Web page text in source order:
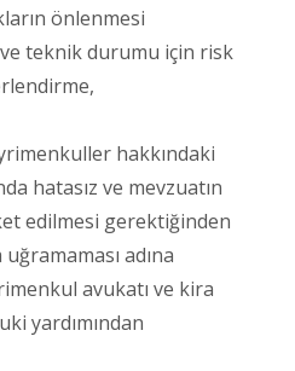
önlenmesi
teknik durumu için risk
hakkındaki
hatasız ve mevzuatın
edilmesi gerektiğinden
adına
avukatı ve kira
yardımından